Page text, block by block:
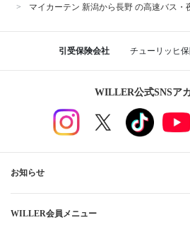
マイカーテン 新潟から長野 の高速バス・
引受保険会社 チューリッヒ
WILLER公式SNSア
お知らせ
WILLER会員メニュー